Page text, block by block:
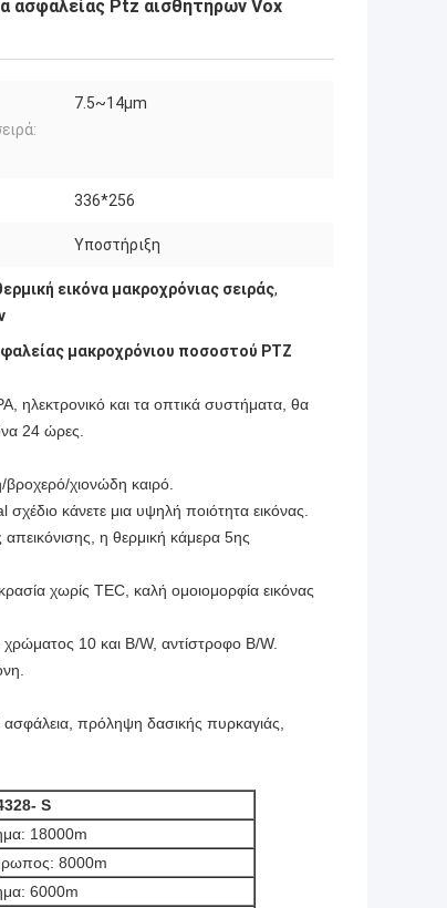
ασφαλείας Ptz αισθητήρων Vox
7.5~14μm
336*256
Υποστήριξη
εικόνα μακροχρόνιας σειράς,
μακροχρόνιου ποσοστού PTZ
ηλεκτρονικό και τα οπτικά συστήματα, θα
24 ώρες.
βροχερό/χιονώδη καιρό.
κάνετε μια υψηλή ποιότητα εικόνας.
η θερμική κάμερα 5ης
χωρίς TEC, καλή ομοιομορφία εικόνας
10 και B/W, αντίστροφο B/W.
πρόληψη δασικής πυρκαγιάς,
S
18000m
8000m
6000m